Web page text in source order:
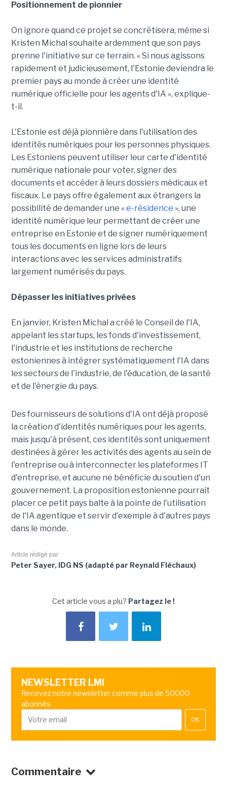
Positionnement de pionnier
On ignore quand ce projet se concrétisera, même si
Kristen Michal souhaite ardemment que son pays
prenne l'initiative sur ce terrain. « Si nous agissons
rapidement et judicieusement, l'Estonie deviendra le
premier pays au monde à créer une identité
numérique officielle pour les agents d'IA », explique-
t-il.
L'Estonie est déjà pionnière dans l'utilisation des
identités numériques pour les personnes physiques.
Les Estoniens peuvent utiliser leur carte d'identité
numérique nationale pour voter, signer des
documents et accéder à leurs dossiers médicaux et
fiscaux. Le pays offre également aux étrangers la
possibilité de demander une «e-résidence », une
identité numérique leur permettant de créer une
entreprise en Estonie et de signer numériquement
tous les documents en ligne lors de leurs
interactions avec les services administratifs
largement numérisés du pays.
Dépasser les initiatives privées
En janvier, Kristen Michal a créé le Conseil de l'IA,
appelant les startups, les fonds d'investissement,
l'industrie et les institutions de recherche
estoniennes à intégrer systématiquement l'IA dans
les secteurs de l'industrie, de l'éducation, de la santé
et de l'énergie du pays.
Des fournisseurs de solutions d'IA ont déjà proposé
la création d'identités numériques pour les agents,
mais jusqu'à présent, ces identités sont uniquement
destinées à gérer les activités des agents au sein de
l'entreprise ou à interconnecter les plateformes IT
d'entreprise, et aucune ne bénéficie du soutien d'un
gouvernement. La proposition estonienne pourrait
placer ce petit pays balte à la pointe de l'utilisation
de l'IA agentique et servir d'exemple à d'autres pays
dans le monde.
Article rédigé par
Peter Sayer, IDG NS (adapté par Reynald Fléchaux)
Cet article vous a plu? Partagez le !
NEWSLETTER LMI
Recevez notre newsletter comme plus de 50000
abonnés
OK
Commentaire